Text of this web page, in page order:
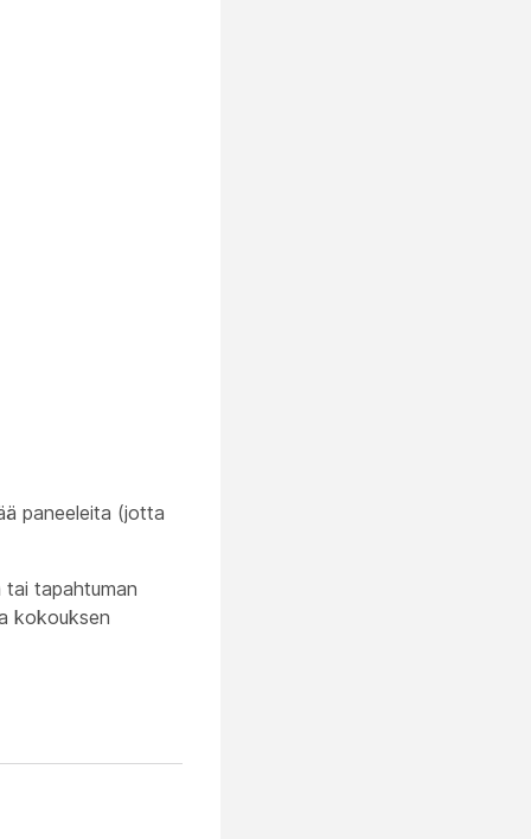
paneeleita (jotta
tapahtuman
kokouksen